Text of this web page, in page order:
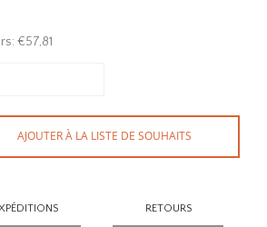
€57,81
AJOUTER À LA LISTE DE SOUHAITS
RETOURS